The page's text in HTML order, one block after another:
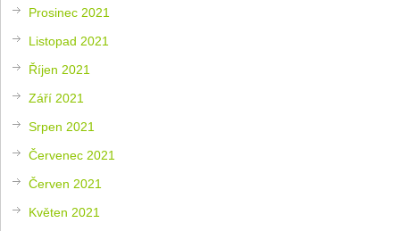
Prosinec 2021
Listopad 2021
Říjen 2021
Září 2021
Srpen 2021
Červenec 2021
Červen 2021
Květen 2021